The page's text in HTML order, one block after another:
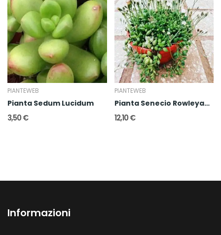
PIANTEWEB
Pianta Sedum Lucidum
3,50 €
PIANTEWEB
Pianta Senecio Rowleyanus
12,10 €
Informazioni